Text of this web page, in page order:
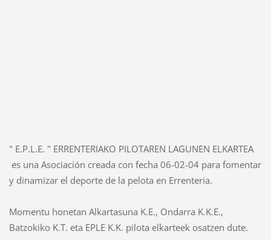
" E.P.L.E. " ERRENTERIAKO PILOTAREN LAGUNEN ELKARTEA
es una Asociación creada con fecha 06-02-04 para fomentar
y dinamizar el deporte de la pelota en Errenteria.
Momentu honetan Alkartasuna K.E., Ondarra K.K.E.,
Batzokiko K.T. eta EPLE K.K. pilota elkarteek osatzen dute.